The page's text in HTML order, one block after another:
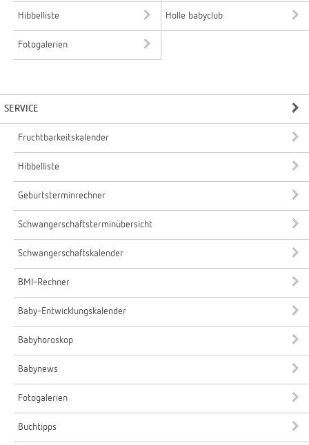
Hibbelliste Holle babyclub
Fotogalerien
SERVICE
Fruchtbarkeitskalender
Hibbelliste
Geburtsterminrechner
Schwangerschaftsterminübersicht
Schwangerschaftskalender
BMI-Rechner
Baby-Entwicklungskalender
Babyhoroskop
Babynews
Fotogalerien
Buchtipps